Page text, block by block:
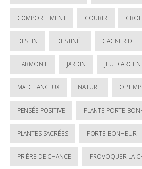
COMPORTEMENT COURIR
DESTIN DESTINÉE GAGNER DE
HARMONIE JARDIN JEU
MALCHANCEUX NATURE
PENSÉE POSITIVE PLANTE PORTE-
PLANTES SACRÉES PORTE-BONHEUR
PRIÈRE DE CHANCE PROVOQUER LA